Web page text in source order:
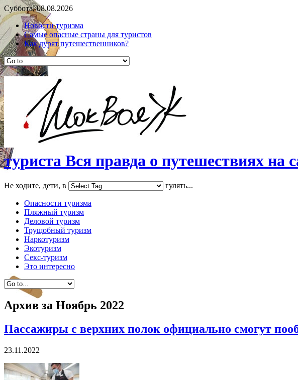
Суббота, 08.08.2026
Новости туризма
Самые опасные страны для туристов
Как дурят путешественников?
туриста Вся правда о путешествиях на
Не ходите, дети, в гулять...
Опасности туризма
Пляжный туризм
Деловой туризм
Трущобный туризм
Наркотуризм
Экотуризм
Секс-туризм
Это интересно
Архив за Ноябрь 2022
Пассажиры с верхних полок официально смогут
23.11.2022